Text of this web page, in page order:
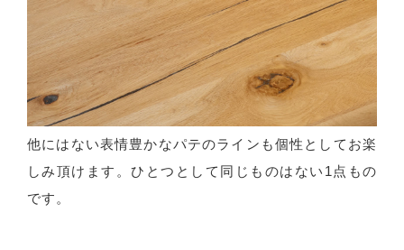
他にはない表情豊かなパテのラインも個性としてお楽
しみ頂けます。ひとつとして同じものはない1点もの
です。